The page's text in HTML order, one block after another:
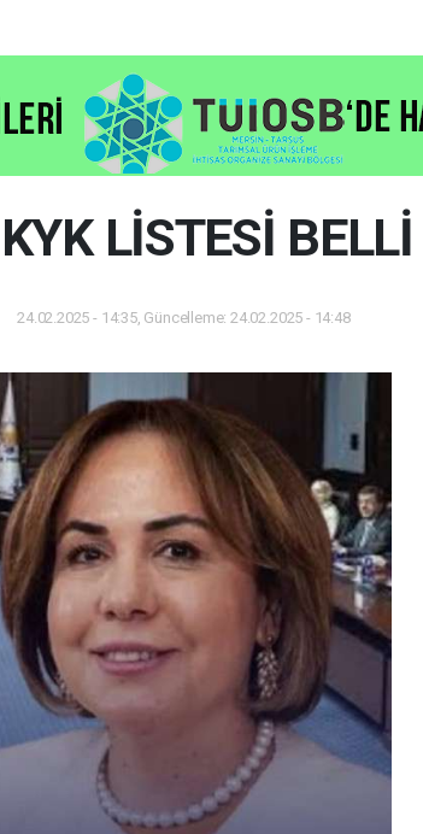
LİSTESİ BELLİ
24.02.2025 - 14:35, Güncelleme: 24.02.2025 - 14:48